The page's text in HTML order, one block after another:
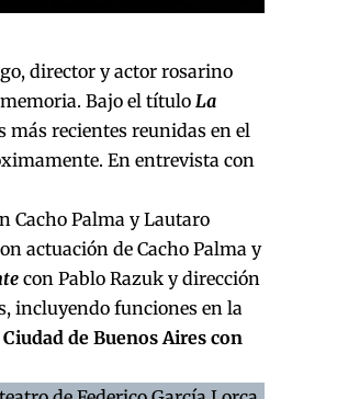
director y actor rosarino
Bajo el títuloLa
más recientes reunidas en el
En entrevista con
Cacho Palma y Lautaro
actuación de Cacho Palma y
con Pablo Razuk y dirección
incluyendo funciones en la
de Buenos Aires con